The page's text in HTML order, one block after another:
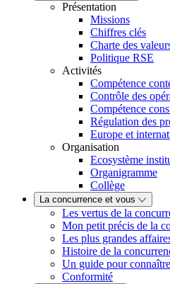
Présentation
Missions
Chiffres clés
Charte des
Politique RSE
Activités
Compétence
Contrôle des
Compétence
Régulation des
Europe et
Organisation
Ecosystème
Organigramme
Collège
La concurrence et vous
Les vertus de la
Mon petit précis de la
Les plus grandes
Histoire de la
Un guide pour
Conformité